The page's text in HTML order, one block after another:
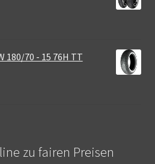
180/70 - 15 76H TT
zu fairen Preisen